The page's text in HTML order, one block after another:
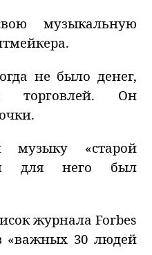
музыкальную
не было денег,
торговлей. Он
музыку «старой
для него был
журнала Forbes
«важных 30 людей